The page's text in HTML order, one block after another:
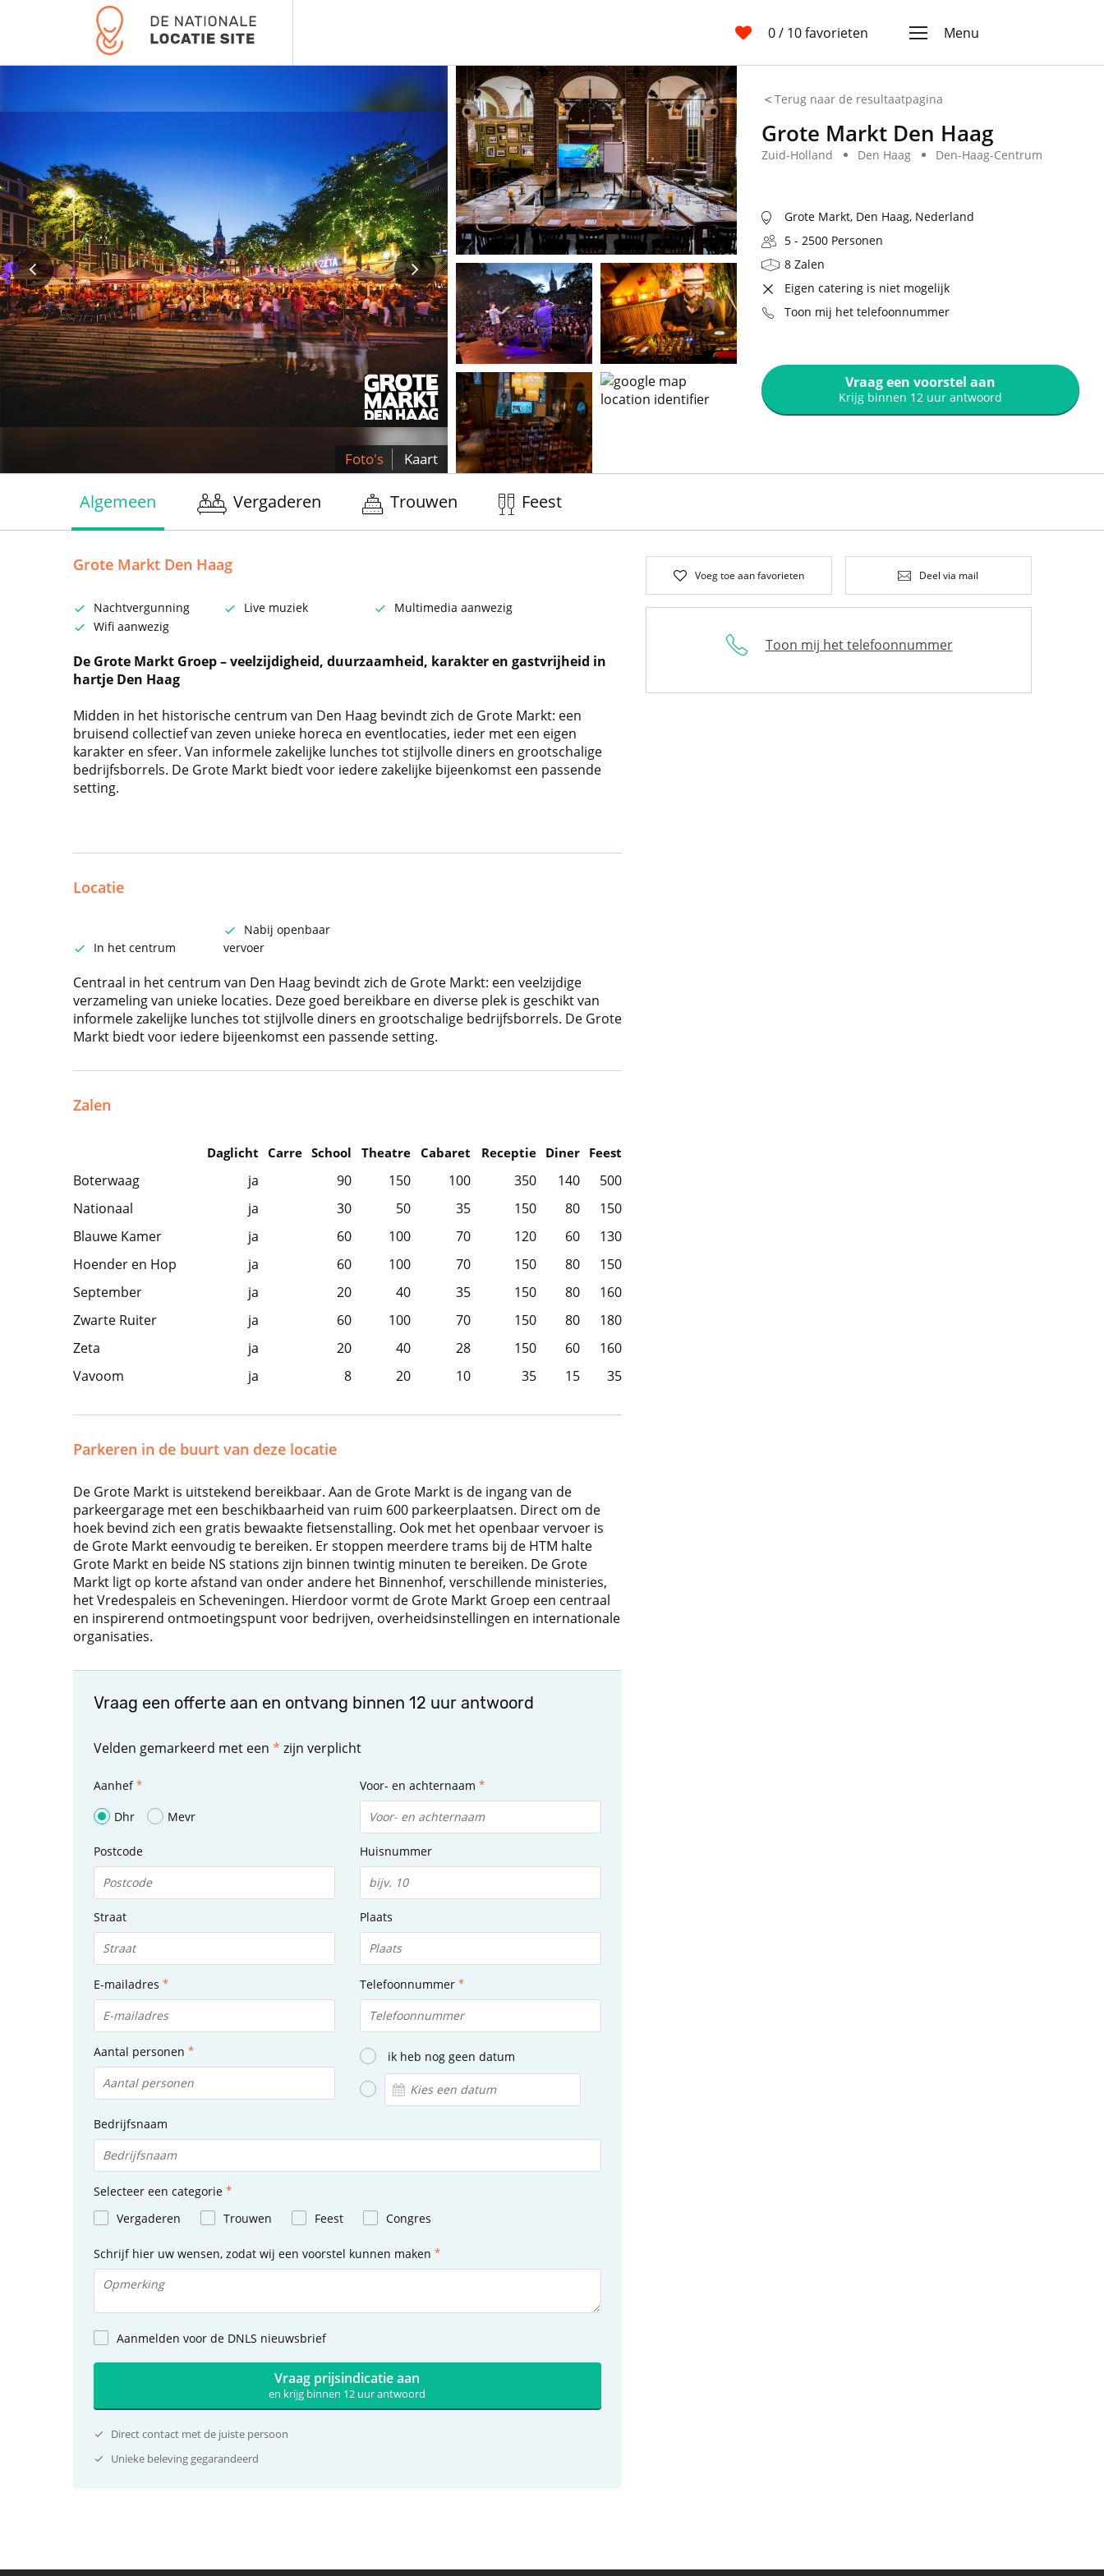
0/ 10 favorieten Menu
Foto's Kaart
Terug naar de resultaatpagina
Grote Markt Den Haag
Zuid-Holland Den Haag Den-Haag-Centrum
Grote Markt, Den Haag, Nederland
5 - 2500 Personen
8 Zalen
Eigen catering is niet mogelijk
Toon mij het telefoonnummer
Vraag een voorstel aan
Krijg binnen 12 uur antwoord
Algemeen Vergaderen Trouwen Feest
Grote Markt Den Haag
Nachtvergunning Live muziek
Multimedia aanwezig
Wifi aanwezig
De Grote Markt Groep – veelzijdigheid, duurzaamheid, karakter en gastvrijheid in
hartje Den Haag
Midden in het historische centrum van Den Haag bevindt zich de Grote Markt: een
bruisend collectief van zeven unieke horeca en eventlocaties, ieder met een eigen
karakter en sfeer. Van informele zakelijke lunches tot stijlvolle diners en grootschalige
bedrijfsborrels. De Grote Markt biedt voor iedere zakelijke bijeenkomst een passende
setting.
Locatie
In het centrum
Nabij openbaar
vervoer
Centraal in het centrum van Den Haag bevindt zich de Grote Markt: een veelzijdige
verzameling van unieke locaties. Deze goed bereikbare en diverse plek is geschikt van
informele zakelijke lunches tot stijlvolle diners en grootschalige bedrijfsborrels. De Grote
Markt biedt voor iedere bijeenkomst een passende setting.
Zalen
Daglicht Carre School Theatre Cabaret Receptie Diner Feest
Boterwaag ja 90 150 100 350 140
500
Nationaal
ja 30 50 35 150 80
150
Blauwe Kamer
ja 60 100 70 120 60
130
Hoender en Hop
ja 60 100 70 150 80
150
September
ja 20 40 35 150 80
160
Zwarte Ruiter
ja 60 100 70 150 80
180
Zeta
ja 20 40 28 150 60
160
Vavoom
ja 8 20 10 35 15 35
Parkeren in de buurt van deze locatie
De Grote Markt is uitstekend bereikbaar. Aan de Grote Markt is de ingang van de
parkeergarage met een beschikbaarheid van ruim 600 parkeerplaatsen. Direct om de
hoek bevind zich een gratis bewaakte fietsenstalling. Ook met het openbaar vervoer is
de Grote Markt eenvoudig te bereiken. Er stoppen meerdere trams bij de HTM halte
Grote Markt en beide NS stations zijn binnen twintig minuten te bereiken. De Grote
Markt ligt op korte afstand van onder andere het Binnenhof, verschillende ministeries,
het Vredespaleis en Scheveningen. Hierdoor vormt de Grote Markt Groep een centraal
en inspirerend ontmoetingspunt voor bedrijven, overheidsinstellingen en internationale
organisaties.
Vraag een offerte aan en ontvang binnen 12 uur antwoord
Velden gemarkeerd met een * zijn verplicht
Aanhef
Dhr
Mevr
Voor- en achternaam
Postcode Huisnummer
Straat Plaats
E-mailadres Telefoonnummer
Aantal personen ik heb nog geen datum
Bedrijfsnaam
Selecteer een categorie
Vergaderen
Trouwen Feest Congres
Schrijf hier uw wensen, zodat wij een voorstel kunnen maken
Aanmelden voor de DNLS nieuwsbrief
Vraag prijsindicatie aan
en krijg binnen 12 uur antwoord
Direct contact met de juiste persoon
Unieke beleving gegarandeerd
Voeg toe aan favorieten Deel via mail
Toon mij het telefoonnummer